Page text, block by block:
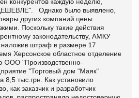
Однако было выявлено,
других компаний цены
Поскольку такие действия
законодательству, АМКУ
штраф в размере 17
Херсонское областное отделение
"Производственно-
"Торговый дом "Маяк"
8,5 тыс.грн. Как установило
как заказчик и разработчик